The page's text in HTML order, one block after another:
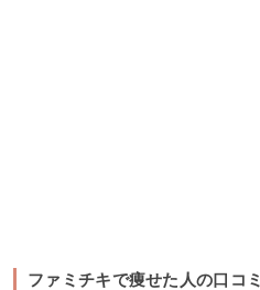
ファミチキで痩せた人の口コミ